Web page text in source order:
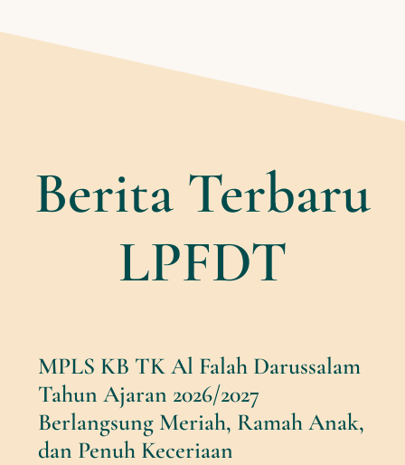
Berita Terbaru
LPFDT
MPLS KB TK Al Falah Darussalam
Tahun Ajaran 2026/2027
Berlangsung Meriah, Ramah Anak,
dan Penuh Keceriaan